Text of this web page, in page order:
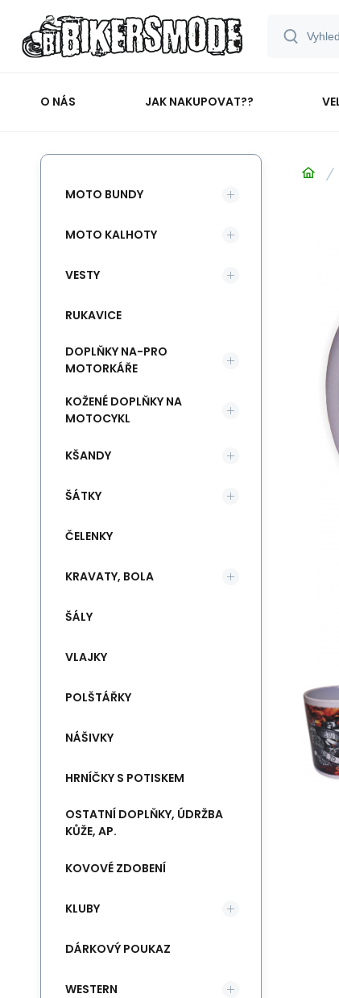
O NÁS JAK NAKUPOVAT??
MOTO BUNDY
MOTO KALHOTY
VESTY
RUKAVICE
DOPLŇKY NA-PRO
MOTORKÁŘE
KOŽENÉ DOPLŇKY NA
MOTOCYKL
KŠANDY
ŠÁTKY
ČELENKY
KRAVATY, BOLA
ŠÁLY
VLAJKY
POLŠTÁŘKY
NÁŠIVKY
HRNÍČKY S POTISKEM
OSTATNÍ DOPLŇKY, ÚDRŽBA
KŮŽE, AP.
KOVOVÉ ZDOBENÍ
KLUBY
DÁRKOVÝ POUKAZ
WESTERN